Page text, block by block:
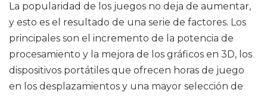
La popularidad de los juegos no deja de aumentar,
y esto es el resultado de una serie de factores. Los
principales son el incremento de la potencia de
procesamiento y la mejora de los gráficos en 3D, los
dispositivos portátiles que ofrecen horas de juego
en los desplazamientos y una mayor selección de